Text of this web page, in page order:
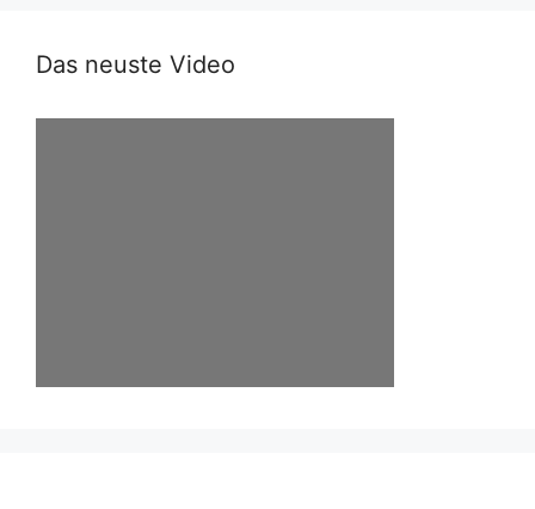
Das neuste Video